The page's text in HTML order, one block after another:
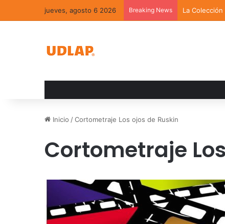
jueves, agosto 6 2026 Breaking News La
Inicio /Cortometraje Los ojos de Ruskin
Cortometraje